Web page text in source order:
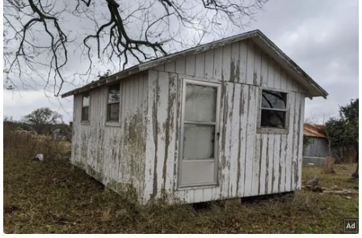
नु
स्खे
प
र्य
ट
न
स्थ
ल
फि
ट
ने